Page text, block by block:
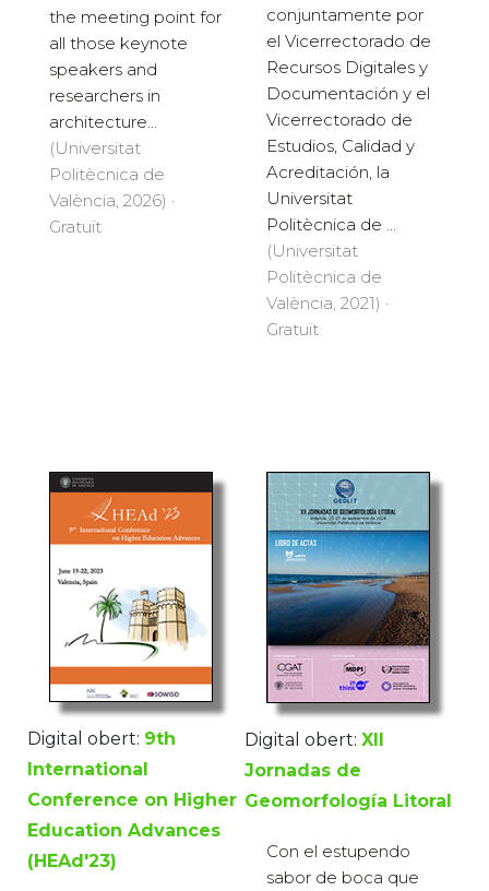
the meeting point for
all those keynote
speakers and
researchers in
architecture...
(Universitat
Politècnica de
València, 2026) ·
Gratuït
conjuntamente por
el Vicerrectorado de
Recursos Digitales y
Documentación y el
Vicerrectorado de
Estudios, Calidad y
Acreditación, la
Universitat
Politècnica de ...
(Universitat
Politècnica de
València, 2021) ·
Gratuït
Digital obert: 9th
International
Conference on Higher
Education Advances
(HEAd'23)
Digital obert: XII
Jornadas de
Geomorfología Litoral
Con el estupendo
sabor de boca que